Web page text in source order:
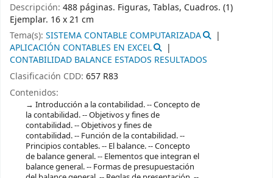
Descripción: 488 páginas. Figuras, Tablas, Cuadros. (1)
Ejemplar. 16 x 21 cm
Tema(s): SISTEMA CONTABLE COMPUTARIZADA
APLICACIÓN CONTABLES EN EXCEL
CONTABILIDAD BALANCE ESTADOS RESULTADOS
Clasificación CDD: 657 R83
Contenidos:
Introducción a la contabilidad. -- Concepto de
la contabilidad. -- Objetivos y fines de
contabilidad. -- Objetivos y fines de
contabilidad. -- Función de la contabilidad. --
Principios contables. -- El balance. -- Concepto
de balance general. -- Elementos que integran el
balance general. -- Formas de presupuestación